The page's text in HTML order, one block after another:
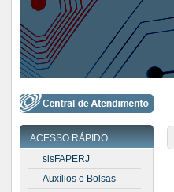
ACESSO RÁPIDO
sisFAPERJ
Auxílios e Bolsas